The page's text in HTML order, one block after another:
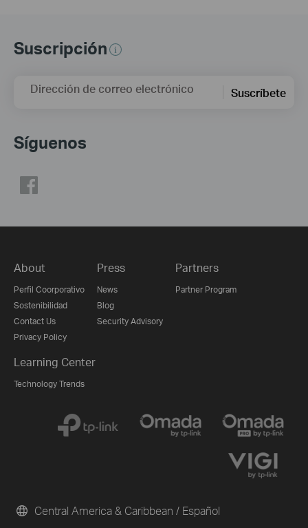
Suscripción
Dirección de correo electrónico Suscríbete
Síguenos
About
Perfil Coorporativo
Sostenibilidad
Contact Us
Privacy Policy
Press
News
Blog
Security Advisory
Partners
Partner Program
Learning Center
Technology Trends
Central America & Caribbean / Español